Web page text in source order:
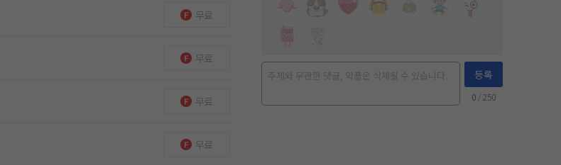
무료
무료
무료
무료
등록
0 / 250